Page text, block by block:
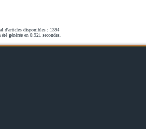
d'articles disponibles : 1394
générée en 0.921 secondes.